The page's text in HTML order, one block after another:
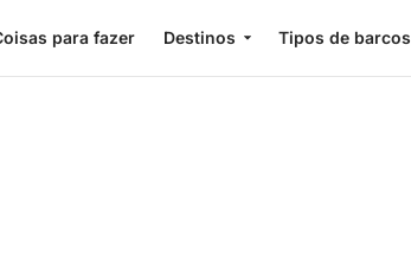
para fazer Destinos Tipos de barcos